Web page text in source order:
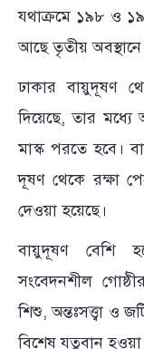
যথাক্রমে ১৯৮ ও
আছে তৃতীয়
ঢাকার বায়ুদূষণ
দিয়েছে, তার
মাস্ক পরতে হবে।
দূষণ থেকে রক্ষা
দেওয়া হয়েছে।
বায়ুদূষণ বেশি
সংবেদনশীল
শিশু, অন্তঃসত্ত্বা ও
বিশেষ যত্নবান